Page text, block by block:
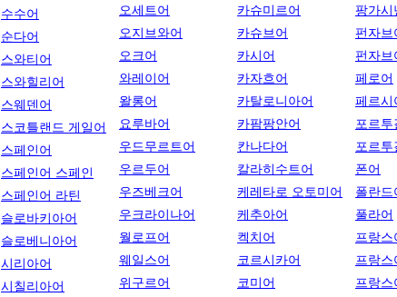
수수어
순다어
스와티어
스와힐리어
스웨덴어
스코틀랜드 게일어
스페인어
스페인어 스페인
스페인어 라틴
슬로바키아어
슬로베니아어
시리아어
시칠리아어
오세트어
오지브와어
오크어
와레이어
왈롱어
요루바어
우드무르트어
우르두어
우즈베크어
우크라이나어
월로프어
웨일스어
위구르어
카슈미르어
카슈브어
카시어
카자흐어
카탈로니아어
카팜팡안어
칸나다어
칼라히수트어
케레타로 오토미어
케추아어
켁치어
코르시카어
코미어
팡가시
펀자브
펀자브
페로어
페르시
포르투
포르투
폰어
폴란드
풀라어
프랑스
프랑스
프랑스